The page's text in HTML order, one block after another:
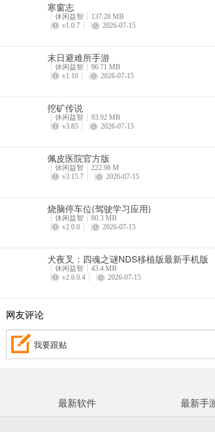
寒窗志
休闲益智
137.28 MB
v1.0.7
2026-07-15
末日避难所手游
休闲益智
96.71 MB
v1.10
2026-07-15
挖矿传说
休闲益智
93.92 MB
v3.85
2026-07-15
佩皮医院官方版
休闲益智
222.98 M
v3.15.7
2026-07-15
烧脑停车位(驾驶学习应用)
休闲益智
80.3 MB
v2.0.0
2026-07-15
犬夜叉：四魂之谜NDS移植版最新手机版
休闲益智
43.4 MB
v2.6.0.4
2026-07-15
网友评论
我要跟贴
最新软件 最新手